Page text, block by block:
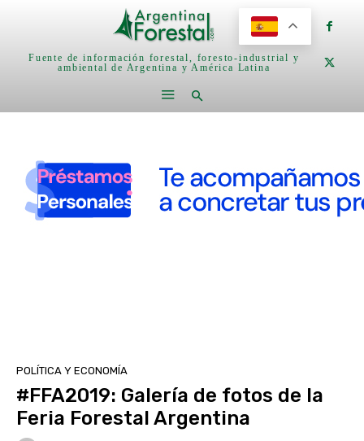
Fuente de información forestal, foresto-industrial y
ambiental de Argentina y América Latina
POLÍTICA Y ECONOMÍA
#FFA2019: Galería de fotos de la
Feria Forestal Argentina